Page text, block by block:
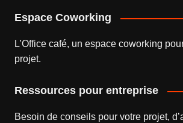
Espace Coworking
L’Office café, un espace coworking
projet.
Ressources pour entreprise
Besoin de conseils pour votre projet,